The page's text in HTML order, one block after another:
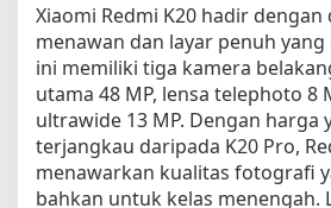
Xiaomi Redmi K20 hadir dengan
menawan dan layar penuh
ini memiliki tiga kamera
utama 48 MP, lensa telephoto 8
ultrawide 13 MP. Dengan harga
terjangkau daripada K20 Pro,
menawarkan kualitas fotografi
bahkan untuk kelas menengah.